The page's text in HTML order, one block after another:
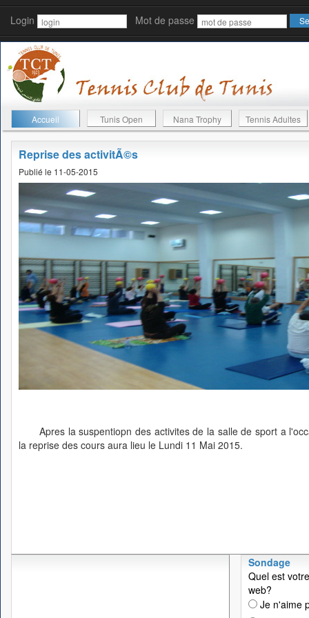
Login Mot de passe
Accueil Tunis Open Nana Trophy Tennis Adultes
Reprise des activitÃ©s
Publié le 11-05-2015
Apres la suspentiopn des activites de la salle de sport a
la reprise des cours aura lieu le Lundi 11 Mai 2015.
Sondage
Quel est
web?
Je n'aime